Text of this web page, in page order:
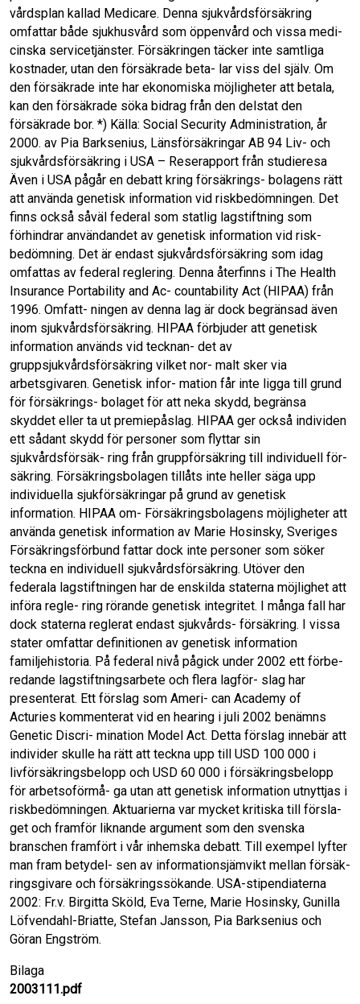
Bilaga
2003111.pdf